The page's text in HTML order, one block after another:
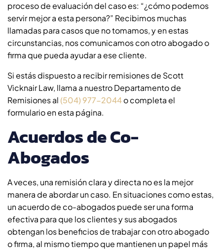
proceso de evaluación del caso es: “¿cómo podemos
servir mejor a esta persona?” Recibimos muchas
llamadas para casos que no tomamos, y en estas
circunstancias, nos comunicamos con otro abogado o
firma que pueda ayudar a ese cliente.
Si estás dispuesto a recibir remisiones de Scott
Vicknair Law, llama a nuestro Departamento de
Remisiones al (504) 977-2044o completa el
formulario en esta página.
Acuerdos de Co-
Abogados
A veces, una remisión clara y directa no es la mejor
manera de abordar un caso. En situaciones como estas,
un acuerdo de co-abogados puede ser una forma
efectiva para que los clientes y sus abogados
obtengan los beneficios de trabajar con otro abogado
o firma, al mismo tiempo que mantienen un papel más